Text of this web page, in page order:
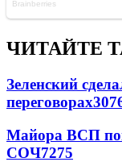
ЧИТАЙТЕ
Зеленский
переговорах
Майора ВСП
СОЧ7275